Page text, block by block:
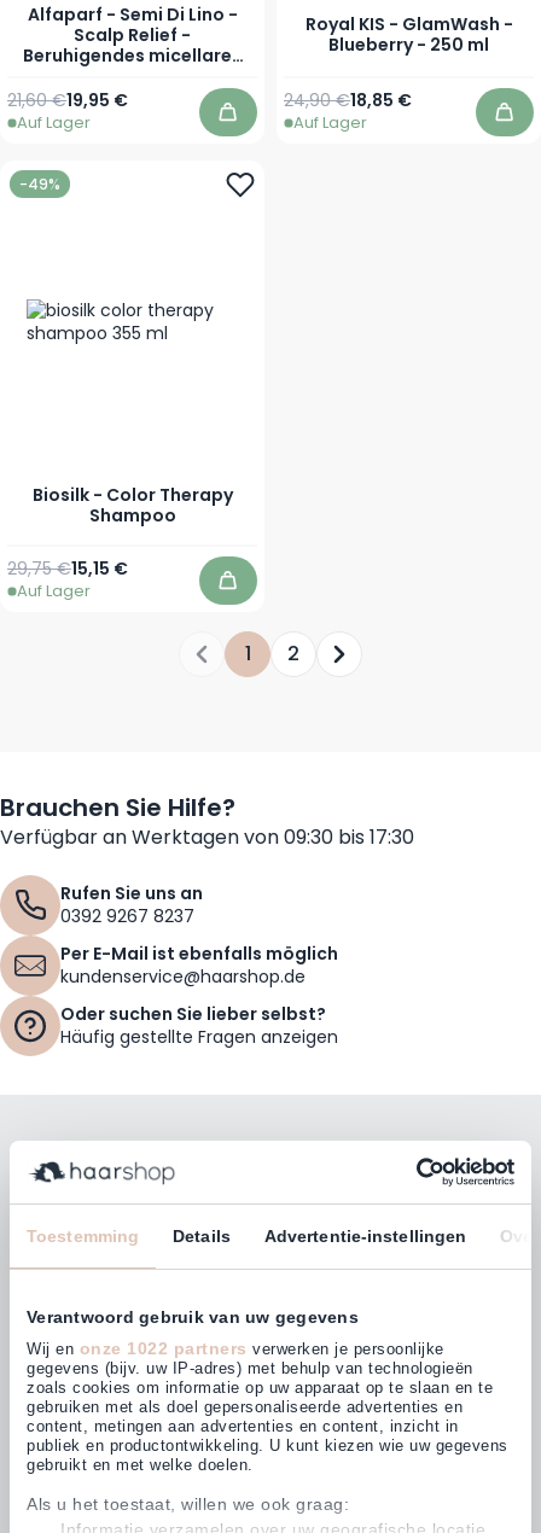
Toestemming Details Advertentie-instellingen Over
Verantwoord gebruik van uw gegevens
Wij en onze 1022 partners verwerken je persoonlijke
gegevens (bijv. uw IP-adres) met behulp van technologieën
zoals cookies om informatie op uw apparaat op te slaan en te
gebruiken met als doel gepersonaliseerde advertenties en
content, metingen aan advertenties en content, inzicht in
publiek en productontwikkeling. U kunt kiezen wie uw gegevens
gebruikt en met welke doelen.
Als u het toestaat, willen we ook graag:
Informatie verzamelen over uw geografische locatie,
Alfaparf - Semi Di Lino -
Scalp Relief -
Beruhigendes micellares
Ab
19,95 €
Regulärer Preis
21,60 €
Auf Lager In den Warenkorb
Royal KIS - GlamWash -
Blueberry - 250 ml
Sonderpreis
18,85 €
Regulärer Preis
24,90 €
Auf Lager In
-49%
Biosilk - Color Therapy
Shampoo
Ab
15,15 €
Regulärer Preis
29,75 €
Auf Lager In den Warenkorb
Sie lesen gerade die Seite
1 Seite
2 Seite
Brauchen Sie Hilfe?
Verfügbar an Werktagen von 09:30 bis 17:30
Rufen Sie uns an
0392 9267 8237
Per E-Mail ist ebenfalls möglich
kundenservice@haarshop.de
Oder suchen Sie lieber selbst?
Häufig gestellte Fragen anzeigen
Bleiben Sie mit unserem Newsletter auf dem
Laufenden!
E-Mailadresse
Abonnieren
Kunden bewerten uns mit
4,63 (875)